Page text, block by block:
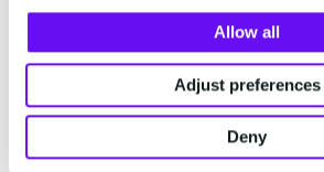
Allow all
Adjust preferences
Deny
België